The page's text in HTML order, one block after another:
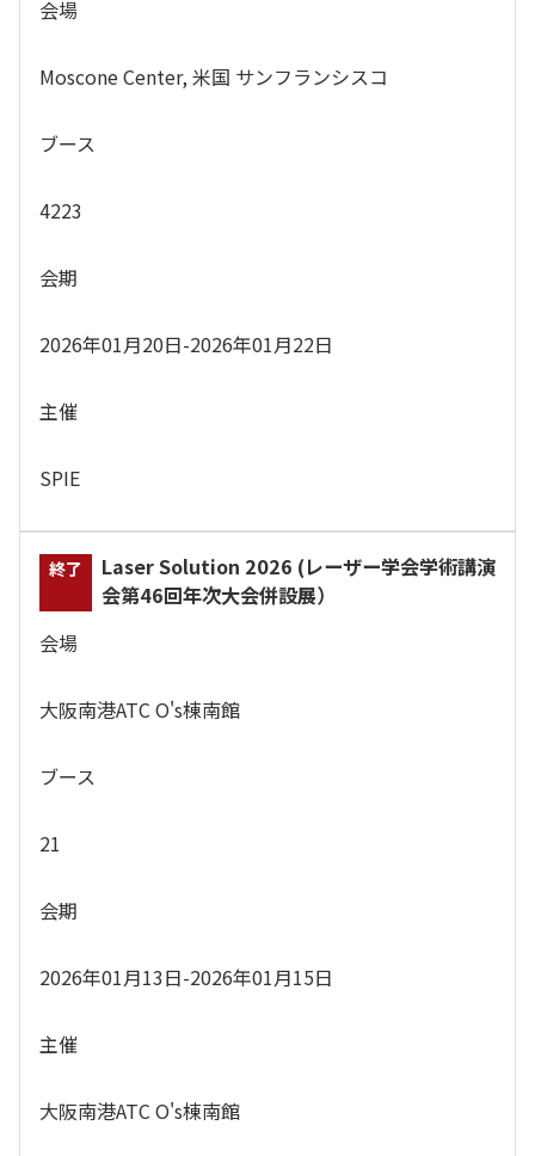
会場
Moscone Center, 米国 サンフランシスコ
ブース
4223
会期
2026年01月20日-2026年01月22日
主催
SPIE
Laser Solution 2026 (レーザー学会学術講演
会第46回年次大会併設展）
会場
大阪南港ATC O's棟南館
ブース
21
会期
2026年01月13日-2026年01月15日
主催
大阪南港ATC O's棟南館